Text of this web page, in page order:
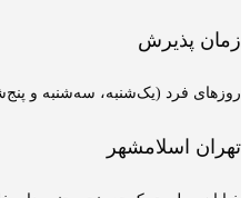
سه‌شنبه و پنج‌شنبه) ساعت 15:00 الی